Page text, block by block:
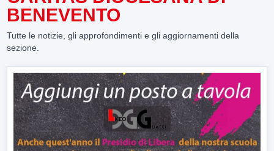
BENEVENTO
Tutte le notizie, gli approfondimenti e gli aggiornamenti della
sezione.